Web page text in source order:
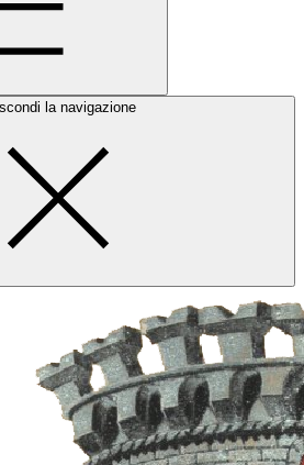
la navigazione